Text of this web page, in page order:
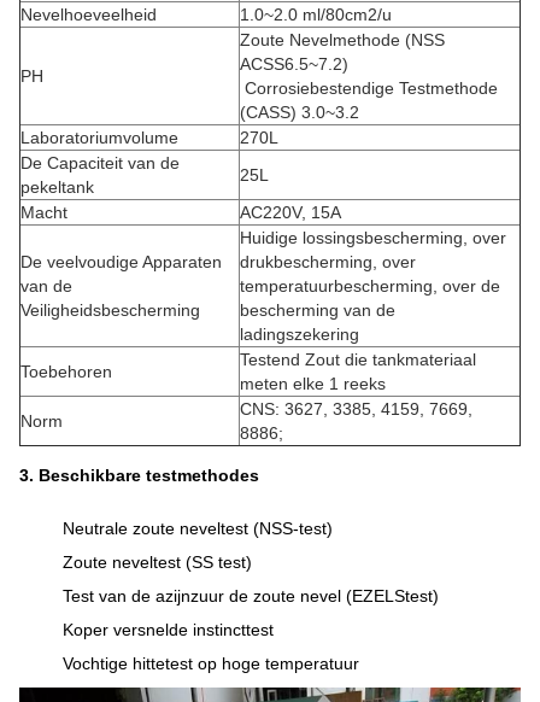
Nevelhoeveelheid
1.0~2.0 ml/80cm2/u
PH
Zoute Nevelmethode (NSS
ACSS6.5~7.2)
Corrosiebestendige Testmethode
(CASS) 3.0~3.2
Laboratoriumvolume
270L
De Capaciteit van de
pekeltank
25L
Macht
AC220V, 15A
De veelvoudige Apparaten
van de
Veiligheidsbescherming
Huidige lossingsbescherming, over
drukbescherming, over
temperatuurbescherming, over de
bescherming van de
ladingszekering
Toebehoren
Testend Zout die tankmateriaal
meten elke 1 reeks
Norm
CNS: 3627, 3385, 4159, 7669,
8886;
3. Beschikbare testmethodes
Neutrale zoute neveltest (NSS-test)
Zoute neveltest (SS test)
Test van de azijnzuur de zoute nevel (EZELStest)
Koper versnelde instincttest
Vochtige hittetest op hoge temperatuur